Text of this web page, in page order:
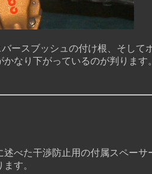
スブッシュの付け根、そして
り下がっているのが判ります。
べた干渉防止用の付属スペーサ
す。